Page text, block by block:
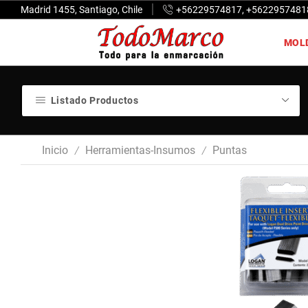
Madrid 1455, Santiago, Chile +56229574817,
Listado Productos
Inicio / Herramientas-Insumos / Puntas